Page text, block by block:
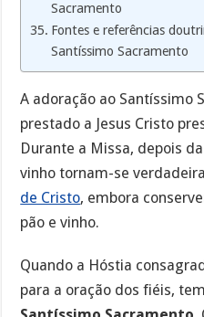
Sacramento
Fontes e referências
Santíssimo Sacramento
A adoração ao Santíssimo
prestado a Jesus Cristo
Durante a Missa, depois
vinho tornam-se
de Cristo, embora
pão e vinho.
Quando a Hóstia
para a oração dos fiéis,